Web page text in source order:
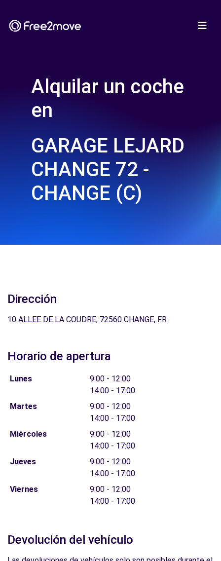
Alquilar un coche
en
GARAGE LEJARD
CHANGE 72 -
CHANGE (C)
Dirección
10 ALLEE DE LA COUDRE, 72560 CHANGE, FR
Horario de apertura
Lunes
9:00 - 12:00
14:00 - 17:00
Martes
9:00 - 12:00
14:00 - 17:00
Miércoles
9:00 - 12:00
14:00 - 17:00
Jueves
9:00 - 12:00
14:00 - 17:00
Viernes
9:00 - 12:00
14:00 - 17:00
Devolución del vehículo